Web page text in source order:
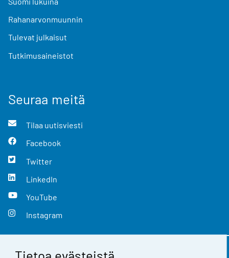
Rahanarvonmuunnin
Tulevat julkaisut
Tutkimusaineistot
Seuraa meitä
Tilaa uutisviesti
Facebook
Twitter
LinkedIn
YouTube
Instagram